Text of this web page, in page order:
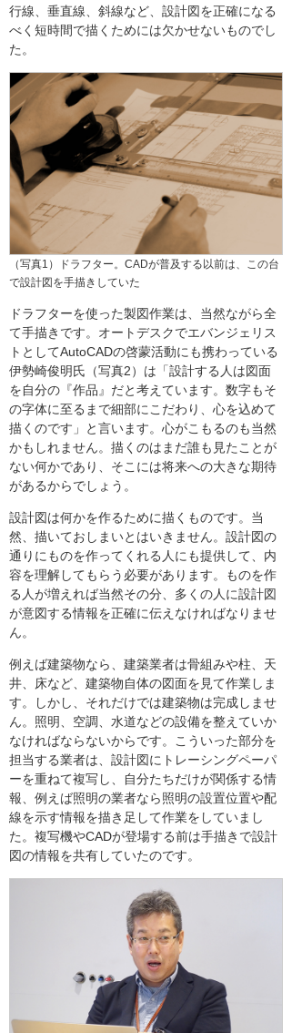
行線、垂直線、斜線など、設計図を正確になる
べく短時間で描くためには欠かせないものでし
た。
（写真1）ドラフター。CADが普及する以前は、この台
で設計図を手描きしていた
ドラフターを使った製図作業は、当然ながら全
て手描きです。オートデスクでエバンジェリス
トとしてAutoCADの啓蒙活動にも携わっている
伊勢崎俊明氏（写真2）は「設計する人は図面
を自分の『作品』だと考えています。数字もそ
の字体に至るまで細部にこだわり、心を込めて
描くのです」と言います。心がこもるのも当然
かもしれません。描くのはまだ誰も見たことが
ない何かであり、そこには将来への大きな期待
があるからでしょう。
設計図は何かを作るために描くものです。当
然、描いておしまいとはいきません。設計図の
通りにものを作ってくれる人にも提供して、内
容を理解してもらう必要があります。ものを作
る人が増えれば当然その分、多くの人に設計図
が意図する情報を正確に伝えなければなりませ
ん。
例えば建築物なら、建築業者は骨組みや柱、天
井、床など、建築物自体の図面を見て作業しま
す。しかし、それだけでは建築物は完成しませ
ん。照明、空調、水道などの設備を整えていか
なければならないからです。こういった部分を
担当する業者は、設計図にトレーシングペーパ
ーを重ねて複写し、自分たちだけが関係する情
報、例えば照明の業者なら照明の設置位置や配
線を示す情報を描き足して作業をしていまし
た。複写機やCADが登場する前は手描きで設計
図の情報を共有していたのです。